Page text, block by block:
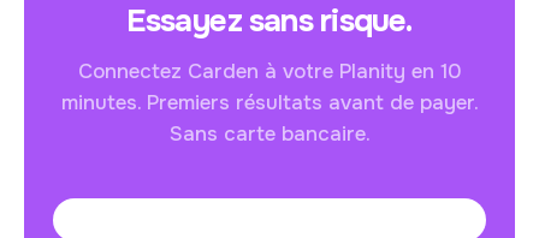
Essayez sans risque.
Connectez Carden à votre Planity en 10
minutes. Premiers résultats avant de payer.
Sans carte bancaire.